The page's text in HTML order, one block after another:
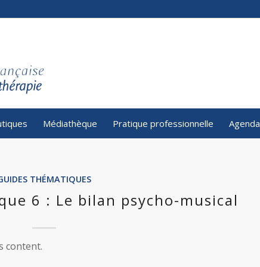
Médiathèque Pratique professionnelle Agenda
THÉMATIQUES
6 : Le bilan psycho-musical
content.